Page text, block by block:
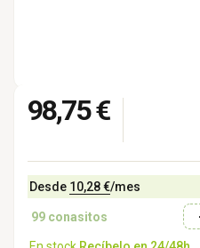
98,75 €
Desde 10,28 €/mes
99 conasitos